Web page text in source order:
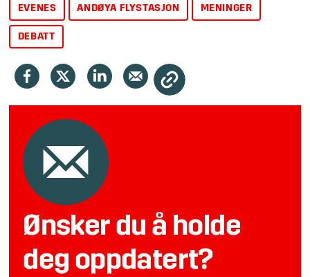
EVENES ANDØYA FLYSTASJON MENINGER
DEBATT
Ønsker du å holde
deg oppdatert?